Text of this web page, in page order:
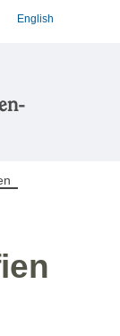
English